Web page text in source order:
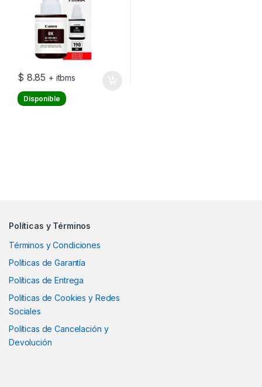
$ 8.85 + itbms
Disponible
Políticas y Términos
Términos y Condiciones
Políticas de Garantía
Políticas de Entrega
Políticas de Cookies y Redes
Sociales
Políticas de Cancelación y
Devolución